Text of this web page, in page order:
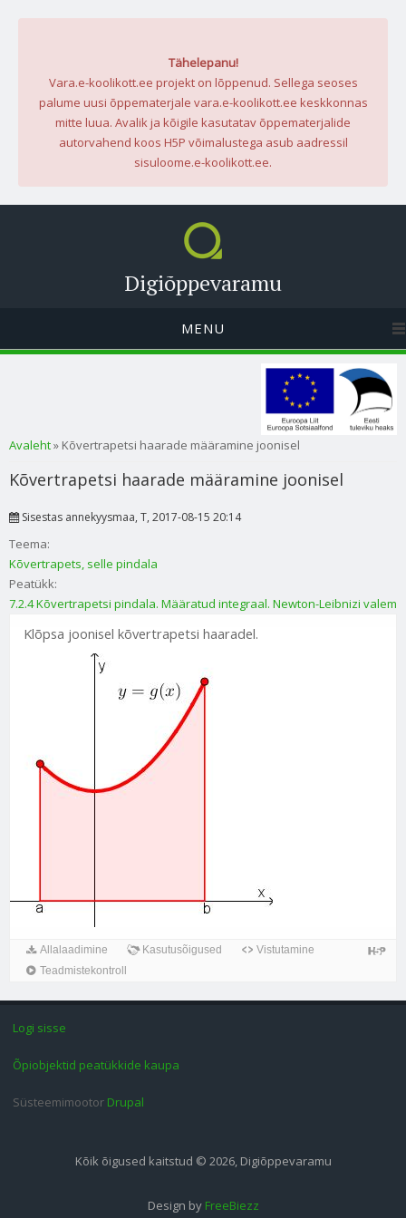
Tähelepanu!
Vara.e-koolikott.ee projekt on lõppenud. Sellega seoses
palume uusi õppematerjale vara.e-koolikott.ee keskkonnas
mitte luua. Avalik ja kõigile kasutatav õppematerjalide
autorvahend koos H5P võimalustega asub aadressil
sisuloome.e-koolikott.ee.
Digiõppevaramu
MENU
Sa oled siin
Avaleht» Kõvertrapetsi haarade määramine joonisel
Kõvertrapetsi haarade määramine joonisel
Sisestas annekyysmaa, T, 2017-08-15 20:14
Teema:
Kõvertrapets, selle pindala
Peatükk:
7.2.4 Kõvertrapetsi pindala. Määratud integraal. Newton-Leibnizi valem
Klõpsa joonisel kõvertrapetsi haaradel.
Allalaadimine Kasutusõigused
Vistutamine
Teadmistekontroll
Logi sisse
Õpiobjektid peatükkide kaupa
Süsteemimootor Drupal
Kõik õigused kaitstud © 2026, Digiõppevaramu
Design by FreeBiezz